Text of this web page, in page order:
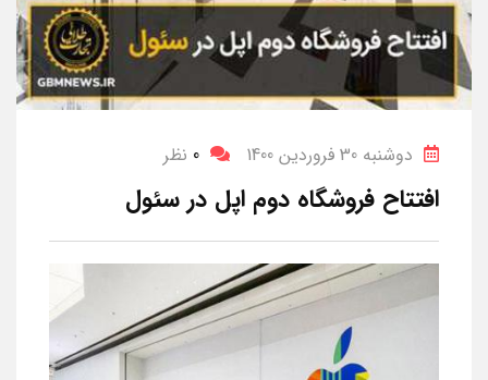
دوشنبه 30 فروردین 1400 0 نظر
افتتاح فروشگاه دوم اپل در سئول